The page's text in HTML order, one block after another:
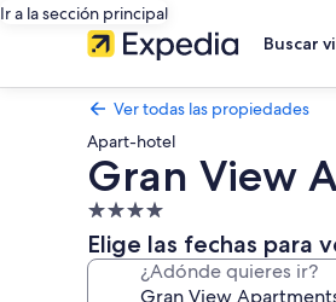
Ir a la sección principal
Buscar
Ver todas las propiedades
Apart-hotel
Gran View
Propiedad
de
4.0
estrellas
Elige las fechas para
¿Adónde quieres ir?